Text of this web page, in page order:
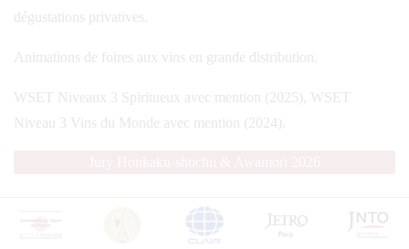
dégustations privatives.
Animations de foires aux vins en grande distribution.
WSET Niveaux 3 Spiritueux avec mention (2025), WSET
Niveau 3 Vins du Monde avec mention (2024).